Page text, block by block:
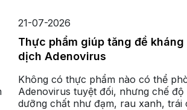
21-07-2026
Thực phẩm giúp tăng đề
dịch Adenovirus
Không có thực phẩm nào có thể
Adenovirus tuyệt đối, nhưng chế độ
dưỡng chất như đạm, rau xanh, trái